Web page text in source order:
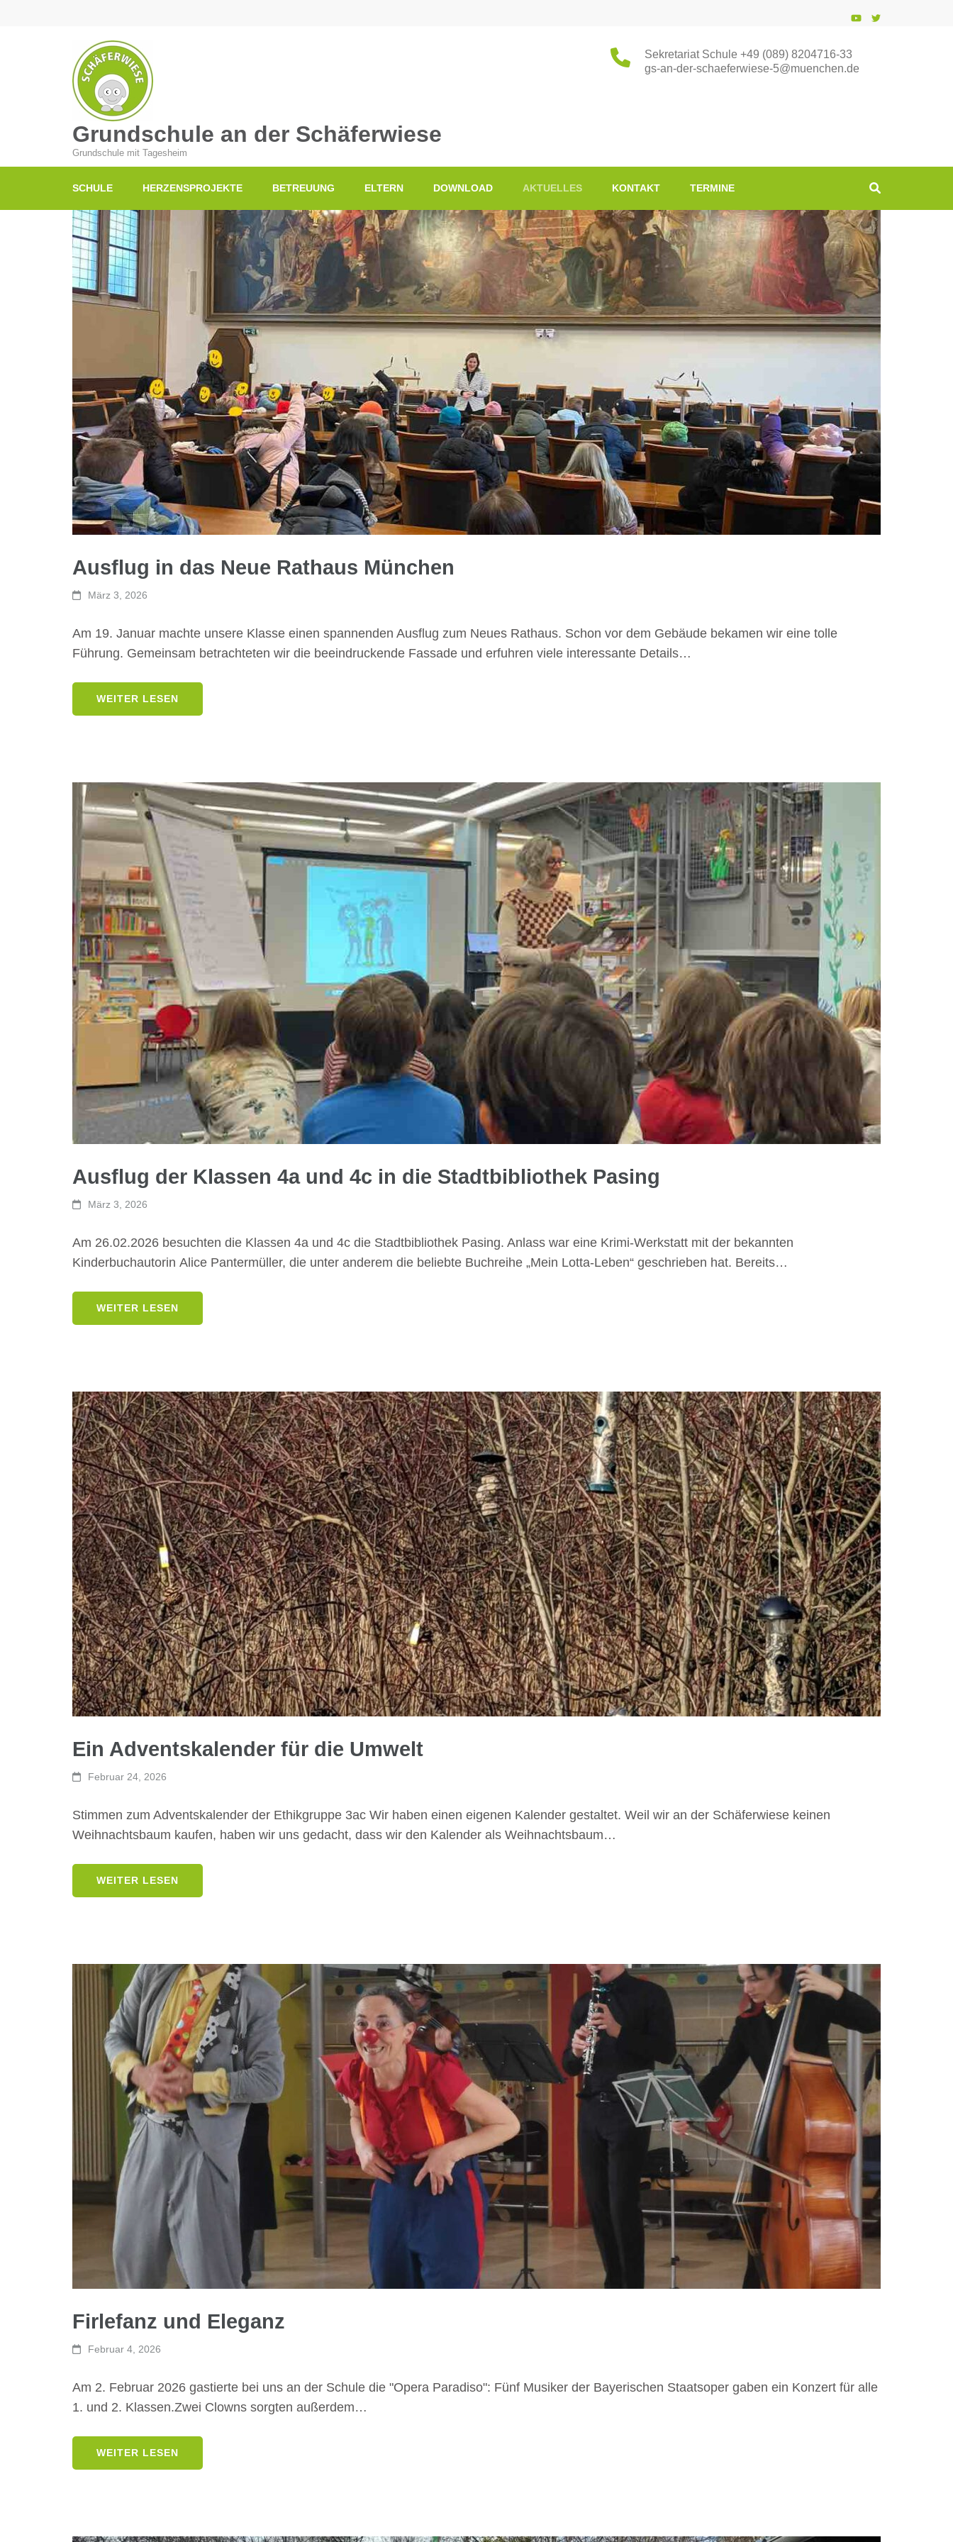
Grundschule an der Schäferwiese
Grundschule mit Tagesheim
Sekretariat Schule +49 (089) 8204716-33
gs-an-der-schaeferwiese-5@muenchen.de
SCHULE HERZENSPROJEKTE BETREUUNG ELTERN DOWNLOAD AKTUELLES KONTAKT TERMINE
Ausflug in das Neue Rathaus München
März 3, 2026
Am 19. Januar machte unsere Klasse einen spannenden Ausflug zum Neues Rathaus. Schon vor dem Gebäude bekamen wir eine tolle
Führung. Gemeinsam betrachteten wir die beeindruckende Fassade und erfuhren viele interessante Details…
WEITER LESEN
Ausflug der Klassen 4a und 4c in die Stadtbibliothek Pasing
März 3, 2026
Am 26.02.2026 besuchten die Klassen 4a und 4c die Stadtbibliothek Pasing. Anlass war eine Krimi-Werkstatt mit der bekannten
Kinderbuchautorin Alice Pantermüller, die unter anderem die beliebte Buchreihe „Mein Lotta-Leben“ geschrieben hat. Bereits…
WEITER LESEN
Ein Adventskalender für die Umwelt
Februar 24, 2026
Stimmen zum Adventskalender der Ethikgruppe 3ac Wir haben einen eigenen Kalender gestaltet. Weil wir an der Schäferwiese keinen
Weihnachtsbaum kaufen, haben wir uns gedacht, dass wir den Kalender als Weihnachtsbaum…
WEITER LESEN
Firlefanz und Eleganz
Februar 4, 2026
Am 2. Februar 2026 gastierte bei uns an der Schule die "Opera Paradiso": Fünf Musiker der Bayerischen Staatsoper gaben ein Konzert für alle
1. und 2. Klassen.Zwei Clowns sorgten außerdem…
WEITER LESEN